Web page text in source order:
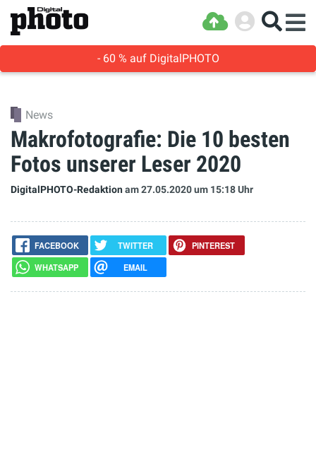
- 60 % auf DigitalPHOTO
News
Makrofotografie: Die 10 besten
Fotos unserer Leser 2020
DigitalPHOTO-Redaktionam 27.05.2020um 15:18 Uhr
FACEBOOK TWITTER
PINTEREST
WHATSAPP
EMAIL